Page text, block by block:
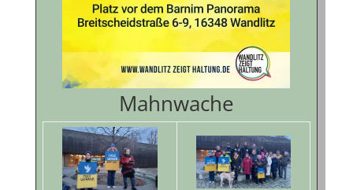
Mahnwache